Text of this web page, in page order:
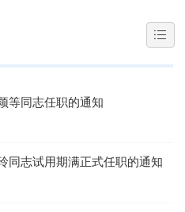
等同志任职的通知
同志试用期满正式任职的通知